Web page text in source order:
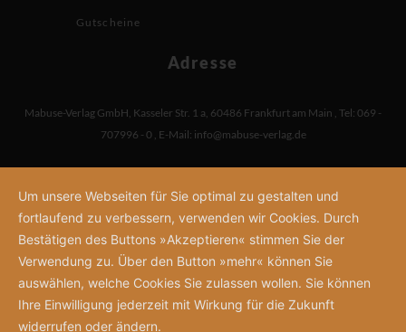
Gutscheine
Adresse
Mabuse-Verlag GmbH Kasseler Str. 1 a 60486 Frankfurt am Main Tel: 069 -
707996 - 0 E-Mail: info@mabuse-verlag.de
Um unsere Webseiten für Sie optimal zu gestalten und
fortlaufend zu verbessern, verwenden wir Cookies. Durch
Bestätigen des Buttons »Akzeptieren« stimmen Sie der
Verwendung zu. Über den Button »mehr« können Sie
auswählen, welche Cookies Sie zulassen wollen. Sie können
Ihre Einwilligung jederzeit mit Wirkung für die Zukunft
widerrufen oder ändern.